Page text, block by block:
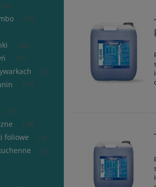
(16)
(18)
(44)
(31)
(8)
(17)
(4)
(28)
foliowe (3)
(5)